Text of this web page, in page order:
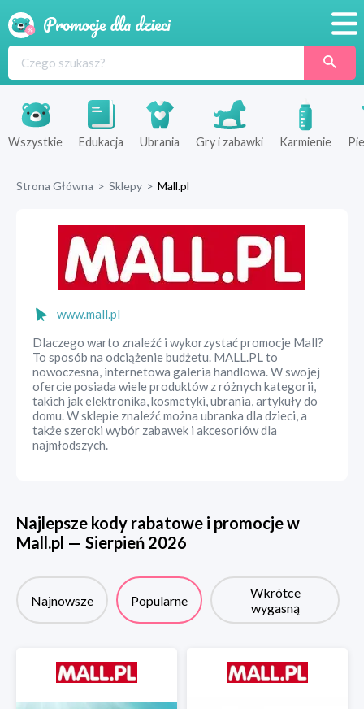
Produkty
Sklepy
Wszystkie Edukacja Ubrania Gry i zabawki Karmienie
Strona Główna > Sklepy > Mall.pl
www.mall.pl
Dlaczego warto znaleźć i wykorzystać promocje Mall?
To sposób na odciążenie budżetu. MALL.PL to
nowoczesna, internetowa galeria handlowa. W swojej
ofercie posiada wiele produktów z różnych kategorii,
takich jak elektronika, kosmetyki, ubrania, artykuły do
domu. W sklepie znaleźć można ubranka dla dzieci, a
także szeroki wybór zabawek i akcesoriów dla
najmłodszych.
Najlepsze kody rabatowe i promocje w
Mall.pl — Sierpień 2026
Najnowsze Popularne
Wkrótce
wygasną